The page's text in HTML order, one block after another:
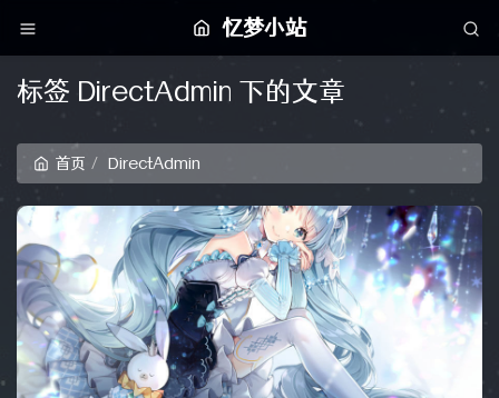
忆梦小站
标签 DirectAdmin 下的文章
首页 DirectAdmin